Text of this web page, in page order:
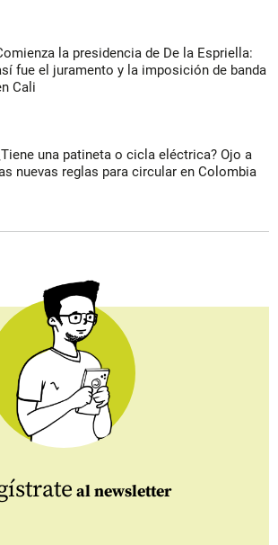
la presidencia de De la Espriella:
fue el juramento y la imposición de banda
Cali
una patineta o cicla eléctrica? Ojo a
nuevas reglas para circular en Colombia
al newsletter